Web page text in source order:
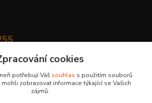
cookies
potřebují Váš souhlas s použitím souborů
zobrazovat informace týkající se Vašich
zájmů.